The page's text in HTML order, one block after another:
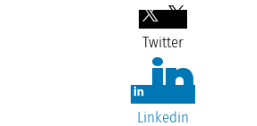
Twitter
Linkedin